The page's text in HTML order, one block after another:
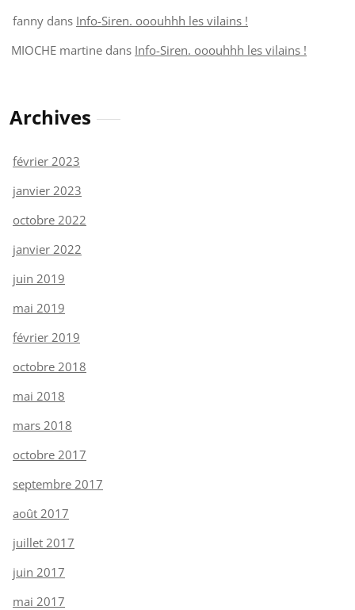
fanny dans Info-Siren. ooouhhh les vilains !
MIOCHE martine dans Info-Siren. ooouhhh les vilains !
Archives
février 2023
janvier 2023
octobre 2022
janvier 2022
juin 2019
mai 2019
février 2019
octobre 2018
mai 2018
mars 2018
octobre 2017
septembre 2017
août 2017
juillet 2017
juin 2017
mai 2017